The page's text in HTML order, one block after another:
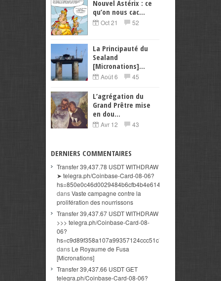
Nouvel Astérix : ce
qu’on nous cac...
Oct 21 52
La Principauté du
Sealand
[Micronations]...
Août 6 45
L’agrégation du
Grand Prêtre mise
en dou...
Avr 12 43
DERNIERS COMMENTAIRES
Transfer 39,437.78 USDT WITHDRAW
➤ telegra.ph/Coinbase-Card-08-06?
hs=850e0c46d0029484b6cfb4b4e614a3c5&
dansVaste campagne contre la
prolifération des nourrissons
Transfer 39,437.67 USDT WITHDRAW
>>> telegra.ph/Coinbase-Card-08-
06?
hs=c9d89f358a107a99357124ccc51c7b34&
dans Le Royaume de Fusa
[Micronations]
Transfer 39,437.66 USDT GET
telegra.ph/Coinbase-Card-08-06?